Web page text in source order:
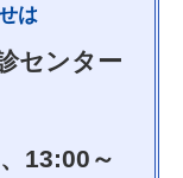
は
センター
13:00～